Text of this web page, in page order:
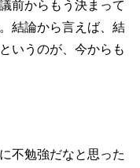
前からもう決まって
結論から言えば、結
いうのが、今からも
不勉強だなと思った